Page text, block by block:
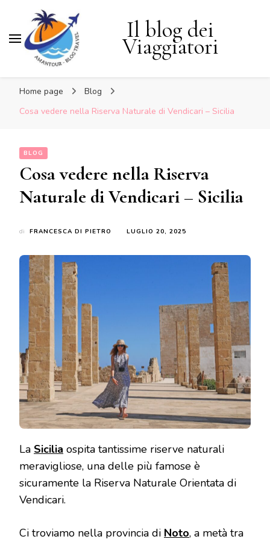
Il blog dei
Viaggiatori
Home page
Blog
Cosa vedere nella Riserva Naturale di Vendicari – Sicilia
BLOG
Cosa vedere nella Riserva
Naturale di Vendicari – Sicilia
di FRANCESCA DI PIETRO LUGLIO 20, 2025
La Sicilia ospita tantissime riserve naturali
meravigliose, una delle più famose è
sicuramente la Riserva Naturale Orientata di
Vendicari.
Ci troviamo nella provincia di Noto, a metà tra